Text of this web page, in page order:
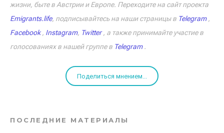
жизни, быте в Австрии и Европе. Переходите на сайт проекта
Emigrants.life, подписывайтесь на наши страницы в Telegram,
Facebook, Instagram, Twitter, а также принимайте участие в
голосованиях в нашей группе в Telegram.
Поделиться мнением...
ПОСЛЕДНИЕ МАТЕРИАЛЫ